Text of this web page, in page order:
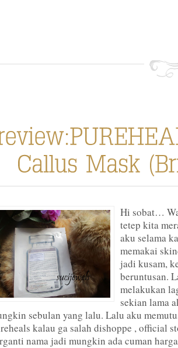
Hi sobat…
tetep kita
aku selama
memakai
jadi kusam,
beruntusan.
melakukan
sekian lama
sebulan yang lalu. Lalu aku
kalau ga salah dishoppe , official
nama jadi mungkin ada cuman